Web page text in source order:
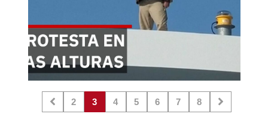
2 3 4 5 6 7 8